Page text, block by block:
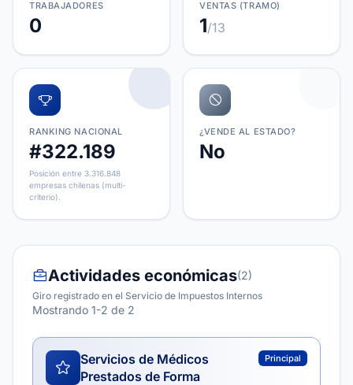
TRABAJADORES
0
VENTAS (TRAMO)
1/13
RANKING NACIONAL
#322.189
Posición entre 3.316.848
empresas chilenas (multi-
criterio).
¿VENDE AL ESTADO?
No
Actividades económicas(2)
Giro registrado en el Servicio de Impuestos Internos
Mostrando 1-2 de 2
Servicios de Médicos
Prestados de Forma
Principal